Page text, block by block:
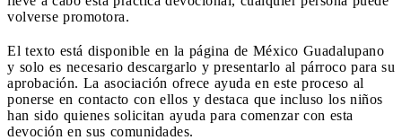
volverse promotora.
El texto está disponible en la página de México Guadalupano
y solo es necesario descargarlo y presentarlo al párroco para su
aprobación. La asociación ofrece ayuda en este proceso al
ponerse en contacto con ellos y destaca que incluso los niños
han sido quienes solicitan ayuda para comenzar con esta
devoción en sus comunidades.